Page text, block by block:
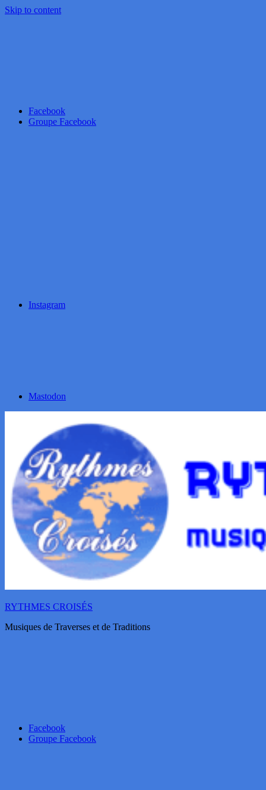
Skip to content
Facebook
Groupe Facebook
Instagram
Mastodon
RYTHMES CROISÉS
Musiques de Traverses et de Traditions
Facebook
Groupe Facebook